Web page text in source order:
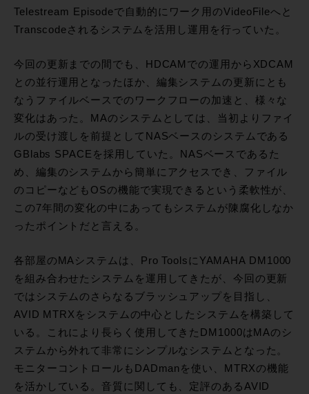
Telestream Episodeで自動的にワーク用のVideoFileへと
Transcodeされるシステムを活用し運用を行っていた。
今回の更新までの間でも、HDCAMでの運用からXDCAM
との並行運用となったほか、編集システムの更新にとも
なうファイルベースでのワークフローの加速と、様々な
変化はあった。MAのシステムとしては、当初よりファイ
ルの受け渡しを前提としてNASベースのシステムである
GBlabs SPACEを採用していた。NASベースであるた
め、編集のシステムから簡単にアクセスでき、ファイル
のコピーなどもOSの機能で実現できるという柔軟性が、
この7年間の変化の中にあってもシステムが陳腐化しなか
ったポイントだと言える。
各部屋のMAシステムは、Pro ToolsにYAMAHA DM1000
を組み合わせたシステムを運用してきたが、今回の更新
ではシステムのさらなるブラッシュアップを目指し、
AVID MTRXをシステムの中心としたシステムを構築して
いる。これにより長らく使用してきたDM1000はMAのシ
ステムから外れて非常にシンプルなシステムとなった。
モニターコントロールもDADmanを使い、MTRXの機能
を活かしている。音質に関しても、定評のあるAVID